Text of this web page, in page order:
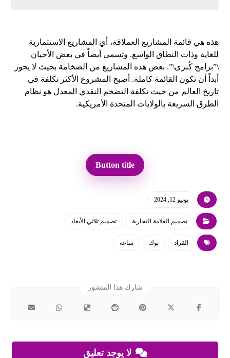
هذه هي قائمة المشاريع العملاقة، أي المشاريع الاستثمارية
للغاية وذات النطاق الواسع. وتسمى أيضاً في بعض الأحيان
\”برامج كُبرى\”. بعض هذه المشاريع من الضخامة بحيث لا يجوز
أبداً أن تكون القائمة كاملة. أصبح المشروع الأكثر تكلفة في
تاريخ العالم من حيث تكلفة التضخم النقدي المعدل هو نظام
الطرق السريعة بالولايات المتحدة الأمريكية.
Button title
يونيو 12, 2024
تصميم العلامة التجارية تصميم ثلاثي الأبعاد
القراد توك ساعة
لا يوجد تعليق